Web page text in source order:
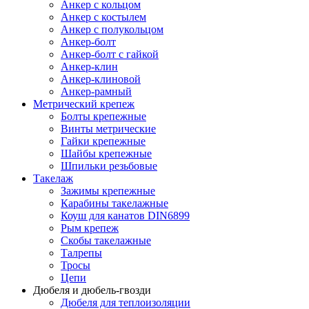
Анкер с кольцом
Анкер с костылем
Анкер с полукольцом
Анкер-болт
Анкер-болт с гайкой
Анкер-клин
Анкер-клиновой
Анкер-рамный
Метрический крепеж
Болты крепежные
Винты метрические
Гайки крепежные
Шайбы крепежные
Шпильки резьбовые
Такелаж
Зажимы крепежные
Карабины такелажные
Коуш для канатов DIN6899
Рым крепеж
Скобы такелажные
Талрепы
Тросы
Цепи
Дюбеля и дюбель-гвозди
Дюбеля для теплоизоляции